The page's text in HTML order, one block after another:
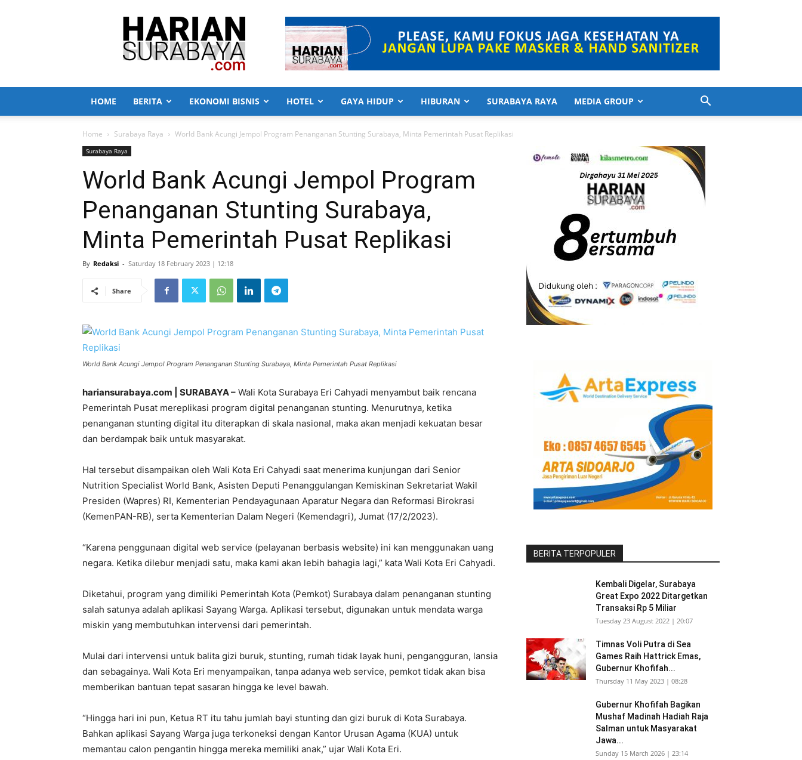
Harian
Surabaya
HOME BERITA EKONOMI BISNIS HOTEL GAYA HIDUP HIBURAN SURABAYA RAYA MEDIA GROUP
Home Surabaya Raya World Bank Acungi Jempol Program Penanganan Stunting Surabaya, Minta Pemerintah Pusat Replikasi
Surabaya Raya
World Bank Acungi Jempol Program
Penanganan Stunting Surabaya,
Minta Pemerintah Pusat Replikasi
By Redaksi - Saturday 18 February 2023 | 12:18
Share
World Bank Acungi Jempol Program Penanganan Stunting Surabaya, Minta Pemerintah Pusat Replikasi
hariansurabaya.com | SURABAYA – Wali Kota Surabaya Eri Cahyadi menyambut baik rencana
Pemerintah Pusat mereplikasi program digital penanganan stunting. Menurutnya, ketika
penanganan stunting digital itu diterapkan di skala nasional, maka akan menjadi kekuatan besar
dan berdampak baik untuk masyarakat.
Hal tersebut disampaikan oleh Wali Kota Eri Cahyadi saat menerima kunjungan dari Senior
Nutrition Specialist World Bank, Asisten Deputi Penanggulangan Kemiskinan Sekretariat Wakil
Presiden (Wapres) RI, Kementerian Pendayagunaan Aparatur Negara dan Reformasi Birokrasi
(KemenPAN-RB), serta Kementerian Dalam Negeri (Kemendagri), Jumat (17/2/2023).
“Karena penggunaan digital web service (pelayanan berbasis website) ini kan menggunakan uang
negara. Ketika dilebur menjadi satu, maka kami akan lebih bahagia lagi,” kata Wali Kota Eri Cahyadi.
Diketahui, program yang dimiliki Pemerintah Kota (Pemkot) Surabaya dalam penanganan stunting
salah satunya adalah aplikasi Sayang Warga. Aplikasi tersebut, digunakan untuk mendata warga
miskin yang membutuhkan intervensi dari pemerintah.
Mulai dari intervensi untuk balita gizi buruk, stunting, rumah tidak layak huni, pengangguran, lansia
dan sebagainya. Wali Kota Eri menyampaikan, tanpa adanya web service, pemkot tidak akan bisa
memberikan bantuan tepat sasaran hingga ke level bawah.
“Hingga hari ini pun, Ketua RT itu tahu jumlah bayi stunting dan gizi buruk di Kota Surabaya.
Bahkan aplikasi Sayang Warga juga terkoneksi dengan Kantor Urusan Agama (KUA) untuk
memantau calon pengantin hingga mereka memiliki anak,” ujar Wali Kota Eri.
BERITA TERPOPULER
Kembali Digelar, Surabaya
Great Expo 2022 Ditargetkan
Transaksi Rp 5 Miliar
Tuesday 23 August 2022 | 20:07
Timnas Voli Putra di Sea
Games Raih Hattrick Emas,
Gubernur Khofifah...
Thursday 11 May 2023 | 08:28
Gubernur Khofifah Bagikan
Mushaf Madinah Hadiah Raja
Salman untuk Masyarakat
Jawa...
Sunday 15 March 2026 | 23:14